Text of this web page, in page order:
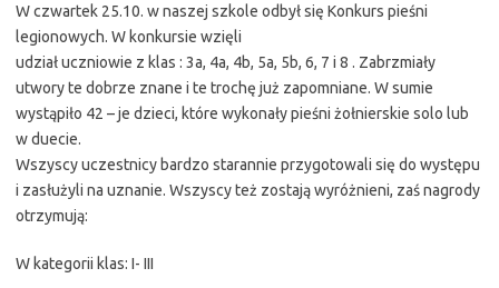
W czwartek 25.10. w naszej szkole odbył się Konkurs pieśni
legionowych. W konkursie wzięli
udział uczniowie z klas : 3a, 4a, 4b, 5a, 5b, 6, 7 i 8 . Zabrzmiały
utwory te dobrze znane i te trochę już zapomniane. W sumie
wystąpiło 42 – je dzieci, które wykonały pieśni żołnierskie solo lub
w duecie.
Wszyscy uczestnicy bardzo starannie przygotowali się do występu
i zasłużyli na uznanie. Wszyscy też zostają wyróżnieni, zaś nagrody
otrzymują:
W kategorii klas: I- III